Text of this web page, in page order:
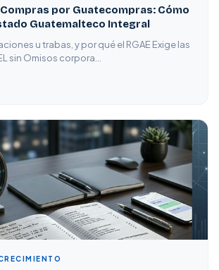
por Guatecompras: Cómo
Guatemalteco Integral
u trabas, y por qué el RGAE Exige las
sin Omisos corpora…